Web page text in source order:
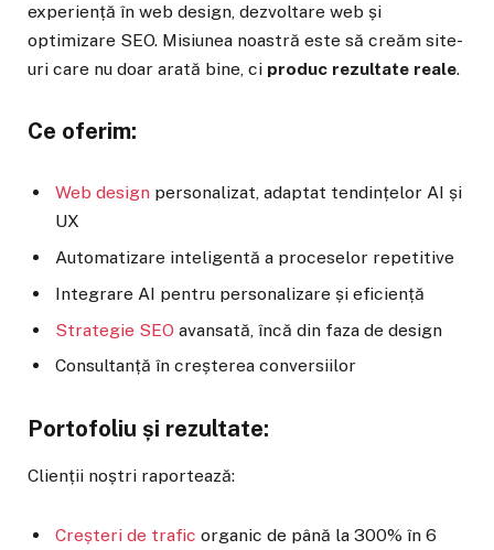
experiență în web design, dezvoltare web și
optimizare SEO. Misiunea noastră este să creăm site-
uri care nu doar arată bine, ci produc rezultate reale.
Ce oferim:
Web design personalizat, adaptat tendințelor AI și
UX
Automatizare inteligentă a proceselor repetitive
Integrare AI pentru personalizare și eficiență
Strategie SEO avansată, încă din faza de design
Consultanță în creșterea conversiilor
Portofoliu și rezultate:
Clienții noștri raportează:
Creșteri de trafic organic de până la 300% în 6